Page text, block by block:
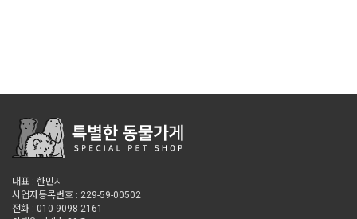
대표 : 한민지
사업자등록번호 : 229-59-00502
전화 : 010-9098-2161